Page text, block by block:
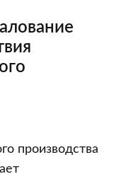
производства